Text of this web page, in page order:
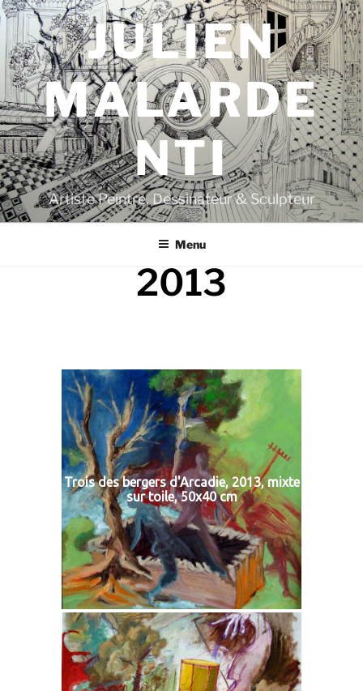
JULIEN
MALARDE
NTI
Artiste Peintre, Dessinateur & Sculpteur
Menu
2013
Trois des bergers d'Arcadie, 2013, mixte
sur toile, 50x40 cm